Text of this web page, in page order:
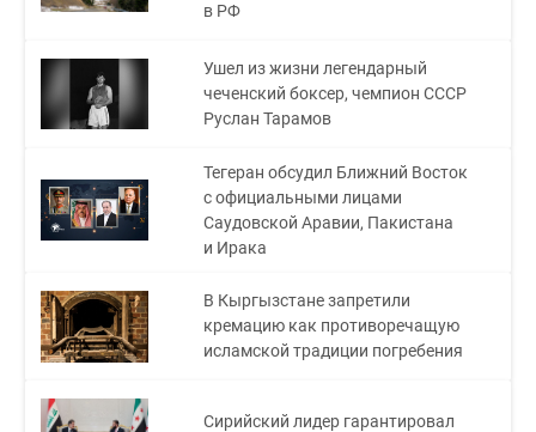
в РФ
Ушел из жизни легендарный
чеченский боксер, чемпион СССР
Руслан Тарамов
Тегеран обсудил Ближний Восток
с официальными лицами
Саудовской Аравии, Пакистана
и Ирака
В Кыргызстане запретили
кремацию как противоречащую
исламской традиции погребения
Сирийский лидер гарантировал